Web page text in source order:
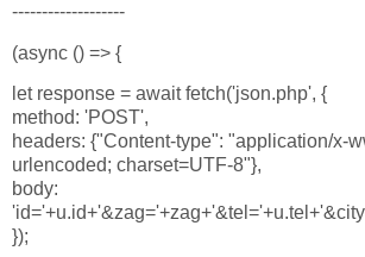
-------------------
(async () => {
let response = await fetch('json.php', {
method: 'POST',
headers: {"Content-type": "application/x-
urlencoded; charset=UTF-8"},
body:
});